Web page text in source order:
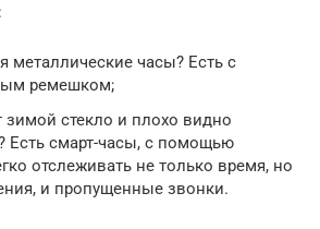
металлические часы? Есть с
ремешком;
зимой стекло и плохо видно
Есть смарт-часы, с помощью
отслеживать не только время, но
и пропущенные звонки.